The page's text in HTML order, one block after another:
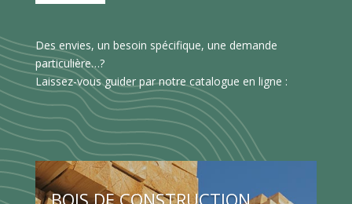
Des envies, un besoin spécifique, une demande
particulière…?
Laissez-vous guider par notre catalogue en ligne :
BOIS DE CONSTRUCTION